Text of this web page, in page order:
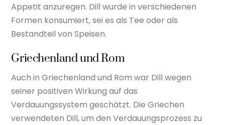
Appetit anzuregen. Dill wurde in verschiedenen
Formen konsumiert, sei es als Tee oder als
Bestandteil von Speisen.
Griechenland und Rom
Auch in Griechenland und Rom war Dill wegen
seiner positiven Wirkung auf das
Verdauungssystem geschätzt. Die Griechen
verwendeten Dill, um den Verdauungsprozess zu